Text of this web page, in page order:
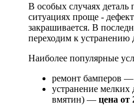
В особых случаях деталь
ситуациях проще -
закрашивается. В
переходим к устранению
Наиболее популярные
ремонт бамперов —
устранение мелких
вмятин) — цена от